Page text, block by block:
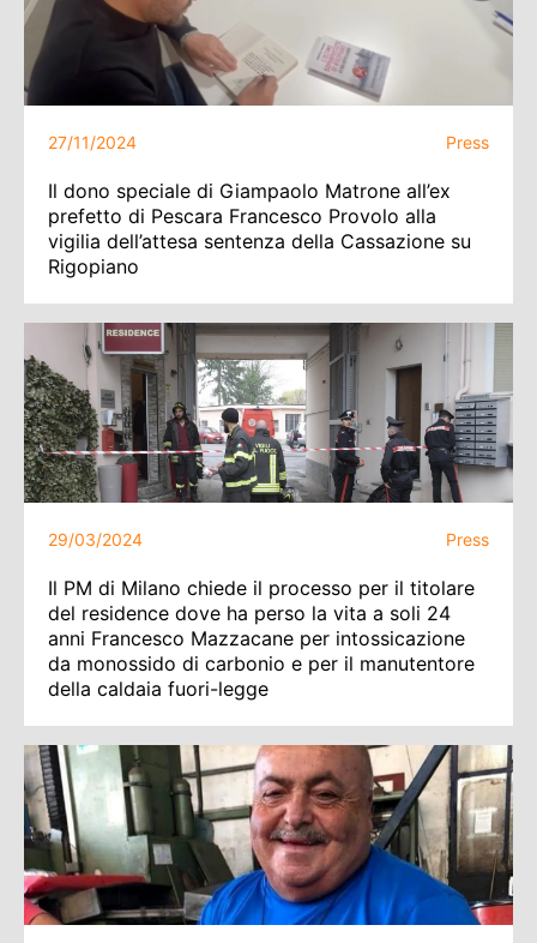
27/11/2024 Press
Il dono speciale di Giampaolo Matrone all’ex
prefetto di Pescara Francesco Provolo alla
vigilia dell’attesa sentenza della Cassazione su
Rigopiano
29/03/2024 Press
Il PM di Milano chiede il processo per il titolare
del residence dove ha perso la vita a soli 24
anni Francesco Mazzacane per intossicazione
da monossido di carbonio e per il manutentore
della caldaia fuori-legge